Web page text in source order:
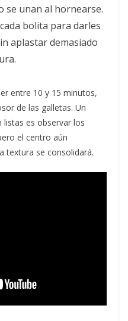
se unan al hornearse.
bolita para darles
aplastar demasiado
entre 10 y 15 minutos,
de las galletas. Un
es observar los
el centro aún
textura se consolidará.